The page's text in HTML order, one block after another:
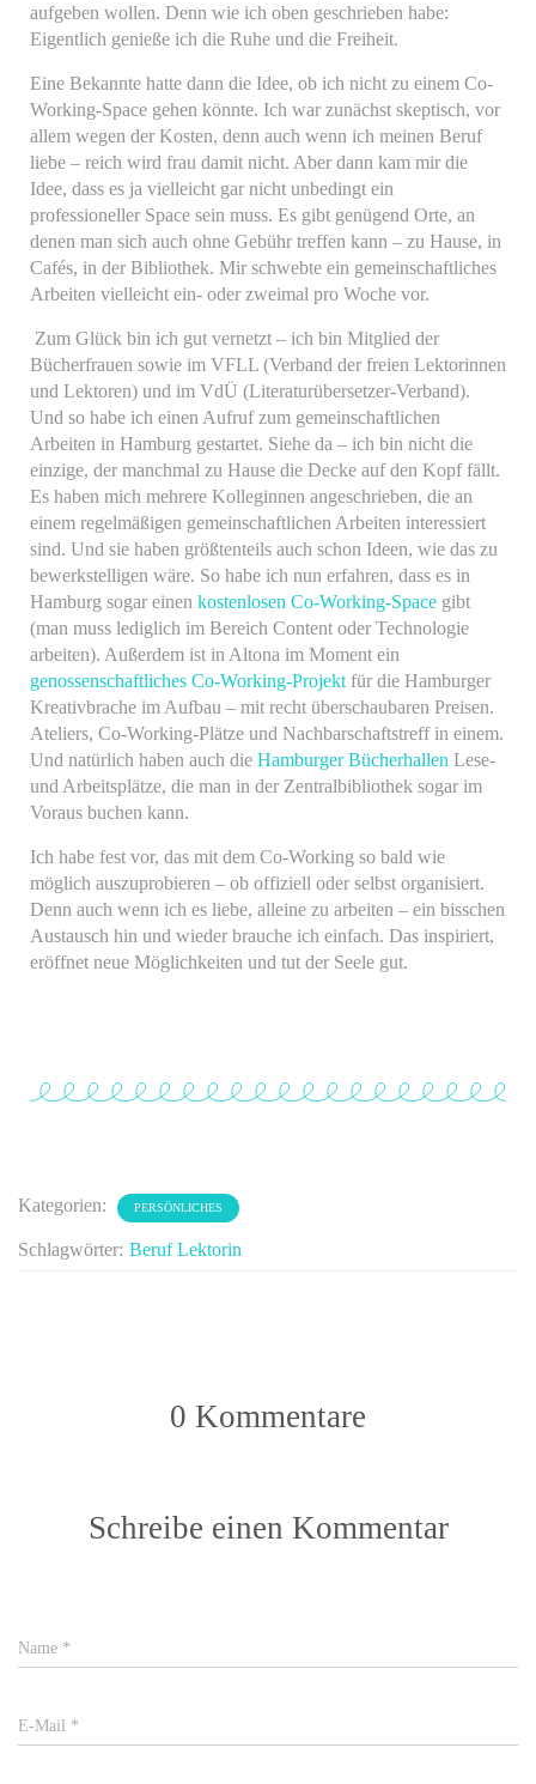
aufgeben wollen. Denn wie ich oben geschrieben habe:
Eigentlich genieße ich die Ruhe und die Freiheit.
Eine Bekannte hatte dann die Idee, ob ich nicht zu einem Co-
Working-Space gehen könnte. Ich war zunächst skeptisch, vor
allem wegen der Kosten, denn auch wenn ich meinen Beruf
liebe – reich wird frau damit nicht. Aber dann kam mir die
Idee, dass es ja vielleicht gar nicht unbedingt ein
professioneller Space sein muss. Es gibt genügend Orte, an
denen man sich auch ohne Gebühr treffen kann – zu Hause, in
Cafés, in der Bibliothek. Mir schwebte ein gemeinschaftliches
Arbeiten vielleicht ein- oder zweimal pro Woche vor.
Zum Glück bin ich gut vernetzt – ich bin Mitglied der
Bücherfrauen sowie im VFLL (Verband der freien Lektorinnen
und Lektoren) und im VdÜ (Literaturübersetzer-Verband).
Und so habe ich einen Aufruf zum gemeinschaftlichen
Arbeiten in Hamburg gestartet. Siehe da – ich bin nicht die
einzige, der manchmal zu Hause die Decke auf den Kopf fällt.
Es haben mich mehrere Kolleginnen angeschrieben, die an
einem regelmäßigen gemeinschaftlichen Arbeiten interessiert
sind. Und sie haben größtenteils auch schon Ideen, wie das zu
bewerkstelligen wäre. So habe ich nun erfahren, dass es in
Hamburg sogar einen kostenlosen Co-Working-Space gibt
(man muss lediglich im Bereich Content oder Technologie
arbeiten). Außerdem ist in Altona im Moment ein
genossenschaftliches Co-Working-Projekt für die Hamburger
Kreativbrache im Aufbau – mit recht überschaubaren Preisen.
Ateliers, Co-Working-Plätze und Nachbarschaftstreff in einem.
Und natürlich haben auch die Hamburger Bücherhallen Lese-
und Arbeitsplätze, die man in der Zentralbibliothek sogar im
Voraus buchen kann.
Ich habe fest vor, das mit dem Co-Working so bald wie
möglich auszuprobieren – ob offiziell oder selbst organisiert.
Denn auch wenn ich es liebe, alleine zu arbeiten – ein bisschen
Austausch hin und wieder brauche ich einfach. Das inspiriert,
eröffnet neue Möglichkeiten und tut der Seele gut.
Kategorien: PERSÖNLICHES
Schlagwörter: Beruf Lektorin
0 Kommentare
Schreibe einen Kommentar
Name *
E-Mail *